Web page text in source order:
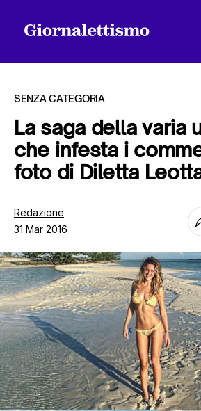
Tutti gli articoli
Chi siamo
Contatti
SENZA CATEGORIA
La saga della varia
che infesta i
foto di Diletta
Redazione
31 Mar 2016